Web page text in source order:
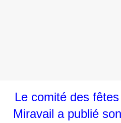
Le comité des
Miravail a publié